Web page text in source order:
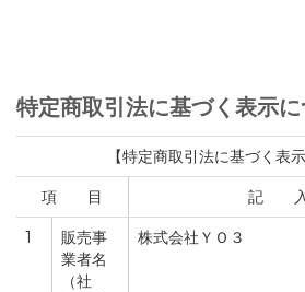
特定商取引法に基づく表示
【特定商取引法に基づく表
項 目 記
1
販売事
業者名
（社
株式会社ＹＯ３